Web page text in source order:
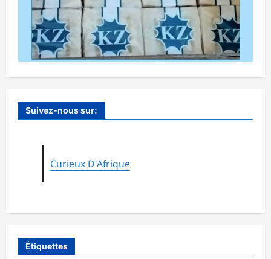
Suivez-nous sur:
Curieux D'Afrique
Étiquettes